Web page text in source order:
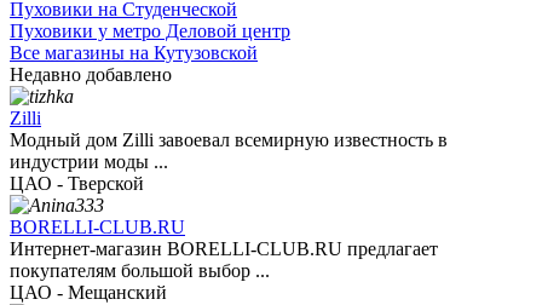
Пуховики на Студенческой
Пуховики у метро Деловой центр
Все магазины на Кутузовской
Недавно добавлено
Zilli
Модный дом Zilli завоевал всемирную известность в
индустрии моды ...
ЦАО - Тверской
BORELLI-CLUB.RU
Интернет-магазин BORELLI-CLUB.RU предлагает
покупателям большой выбор ...
ЦАО - Мещанский